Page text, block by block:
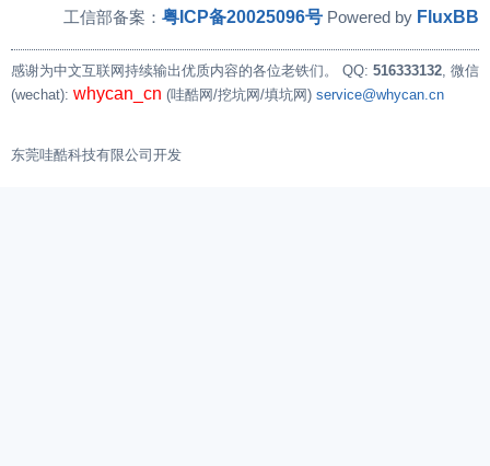
工信部备案： 粤ICP备20025096号 Powered by FluxBB
感谢为中文互联网持续输出优质内容的各位老铁们。 QQ: 516333132 , 微信
(wechat): whycan_cn (哇酷网/挖坑网/填坑网) service@whycan.cn
东莞哇酷科技有限公司开发